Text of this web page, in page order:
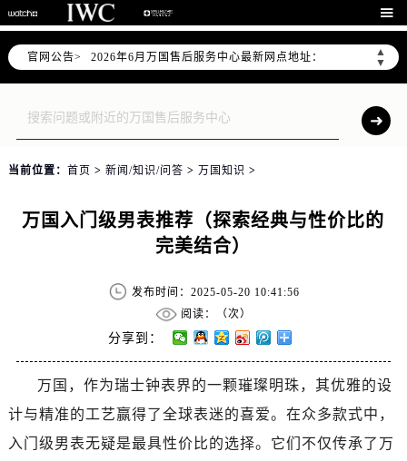

官网公告>
▲
▼
2026年6月万国上海市售后服务网络优化升级公告
2026年6月上海市万国官方售后客户服务热线：400-992-7093
2026年6月万国售后服务中心最新网点地址：
上海市徐汇区虹桥路3号港汇中心写字楼2座37层3705室（需提前预约）
当前位置： 首页 > 新闻/知识/问答 > 万国知识 >
万国入门级男表推荐（探索经典与性价比的
完美结合）
发布时间：2025-05-20 10:41:56
阅读：（次）
分享到：
万国，作为瑞士钟表界的一颗璀璨明珠，其优雅的设
计与精准的工艺赢得了全球表迷的喜爱。在众多款式中，
入门级男表无疑是最具性价比的选择。它们不仅传承了万